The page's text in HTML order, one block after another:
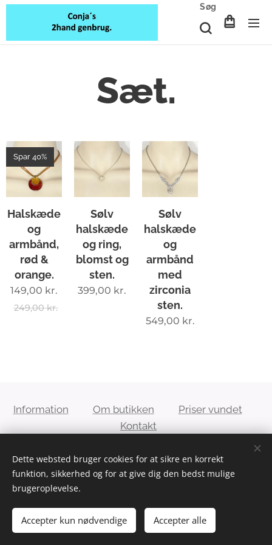
Søg
Sæt.
Halskæde
og
armbånd,
rød &
orange.
Spar 40%
149,00 kr.
249,00kr.
Sølv
halskæde
og ring,
blomst og
sten.
399,00 kr.
Sølv
halskæde
og
armbånd
med
zirconia
sten.
549,00 kr.
Information Om butikken
Priser vundet
Kontakt
Conja´s 2hand genbrug - E-mail:
kontakt@conjas2handgenbrug.dk
Cookies
Dette websted bruger cookies for at sikre en korrekt
funktion, sikkerhed og for at give dig den bedst mulige
brugeroplevelse.
Accepter kun nødvendige Accepter alle